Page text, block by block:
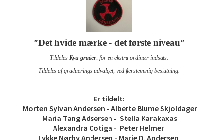
”Det hvide mærke - det første niveau”
Tildeles Kyu grader, for en ekstra ordinær indsats.
Tildeles af graduerings udvalget, ved flerstemmig beslutning.
Er tildelt:
Morten Sylvan Andersen - Alberte Blume Skjoldager
Maria Tang Adsersen - Stella Karakaxas
Alexandra Cotiga - Peter Helmer
Lykke Nørby Andersen - Marie D. Andersen